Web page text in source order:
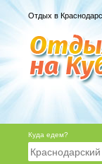
Отдых в
Куда едем?